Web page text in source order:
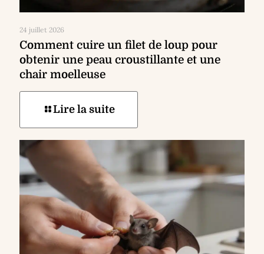
24 juillet 2026
Comment cuire un filet de loup pour
obtenir une peau croustillante et une
chair moelleuse
Lire la suite